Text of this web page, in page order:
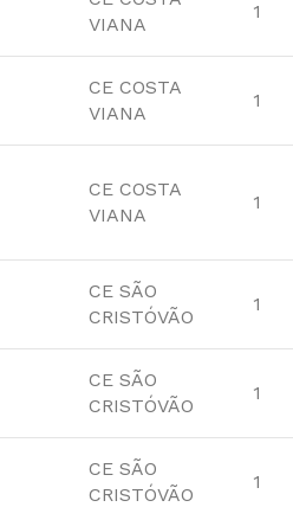
VIANA
1
CE COSTA
VIANA
1
CE COSTA
VIANA
1
CE SÃO
CRISTÓVÃO
1
CE SÃO
CRISTÓVÃO
1
CE SÃO
CRISTÓVÃO
1